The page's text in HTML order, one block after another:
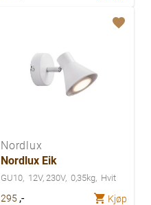
Nordlux
Nordlux Eik
GU10 12V, 230V 0,35kg Hvit
295 ,- Kjøp